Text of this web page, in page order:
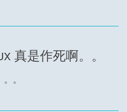
真是作死啊。。
。